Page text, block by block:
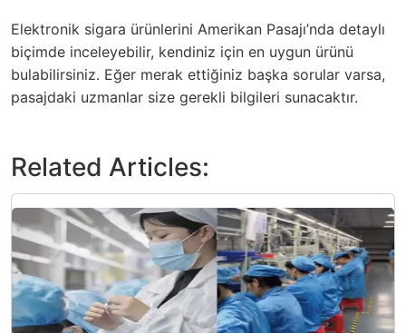
Elektronik sigara ürünlerini Amerikan Pasajı’nda detaylı
biçimde inceleyebilir, kendiniz için en uygun ürünü
bulabilirsiniz. Eğer merak ettiğiniz başka sorular varsa,
pasajdaki uzmanlar size gerekli bilgileri sunacaktır.
Related Articles: